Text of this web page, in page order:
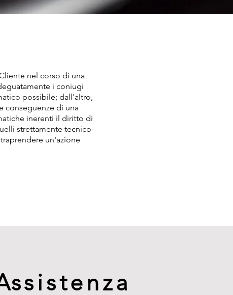
nel corso di una
i coniugi
possibile; dall'altro,
conseguenze di una
inerenti il diritto di
strettamente tecnico-
un'azione